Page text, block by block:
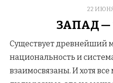
POSTED
22
ЗАПАД —
Существует древнейший
национальность и
взаимосвязаны. И хотя